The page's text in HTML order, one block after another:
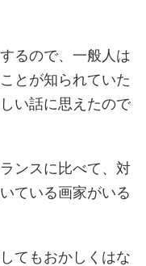
るので、一般人は
とが知られていた
い話に思えたので
ンスに比べて、対
ている画家がいる
てもおかしくはな